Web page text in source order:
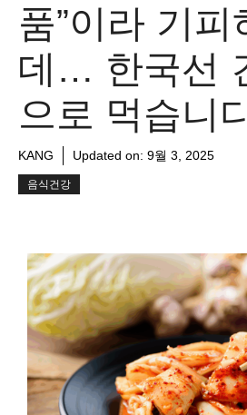
품”이라 기피
데… 한국선
으로 먹습니
KANG Updated on: 9월 3, 2025
음식건강